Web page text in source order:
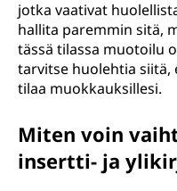
jotka vaativat
hallita paremmin sitä,
tässä tilassa muotoilu
tarvitse huolehtia siitä,
tilaa muokkauksillesi.
Miten voin
insertti- ja